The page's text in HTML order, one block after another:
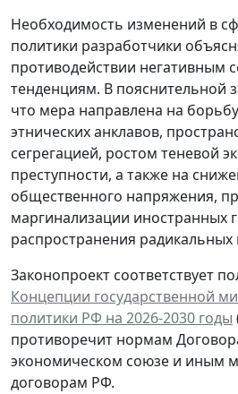
Необходимость изменений в
политики разработчики
противодействии негативным
тенденциям. В пояснительной
что мера направлена на
этнических анклавов,
сегрегацией, ростом теневой
преступности, а также на
общественного напряжения,
маргинализации иностранных
распространения радикальных
Законопроект соответствует
Концепции государственной
политики РФ на 2026-2030 годы
противоречит нормам
экономическом союзе и иным
договорам РФ.